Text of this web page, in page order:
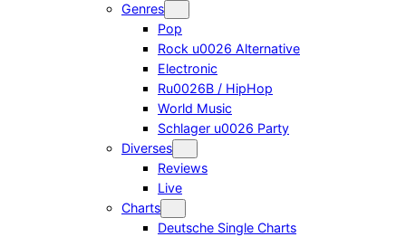
Genres
Pop
Rock u0026 Alternative
Electronic
Ru0026B / HipHop
World Music
Schlager u0026 Party
Diverses
Reviews
Live
Charts
Deutsche Single Charts